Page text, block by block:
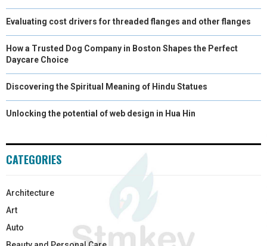
Evaluating cost drivers for threaded flanges and other flanges
How a Trusted Dog Company in Boston Shapes the Perfect
Daycare Choice
Discovering the Spiritual Meaning of Hindu Statues
Unlocking the potential of web design in Hua Hin
CATEGORIES
Architecture
Art
Auto